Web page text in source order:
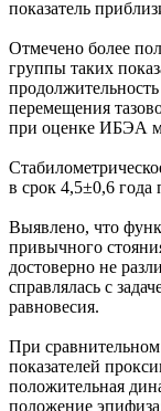
показатель
Отмечено более
группы таких
перемещения
при оценке ИБЭА
в срок 4,5±0,6 года
Выявлено, что
привычного
достоверно не
справлялась с
равновесия.
При сравнительном
показателей
положительная
положение